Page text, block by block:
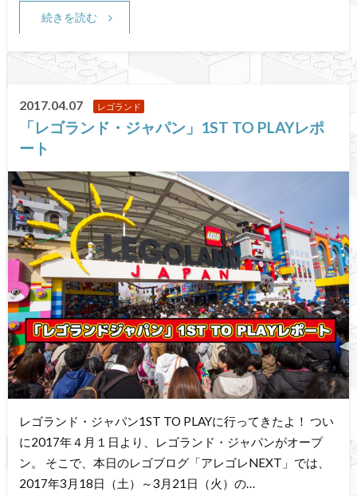
続きを読む
2017.04.07 レゴランド
「レゴランド・ジャパン」1ST TO PLAYレポ
ート
レゴランド・ジャパン1ST TO PLAYに行ってきたよ！ つい
に2017年４月１日より、レゴランド・ジャパンがオープ
ン。 そこで、本日のレゴブログ「アレゴレNEXT」では、
2017年3月18日（土）～3月21日（火）の…